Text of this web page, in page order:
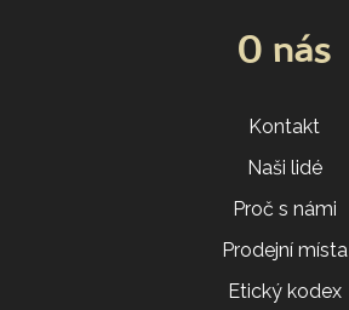
O nás
Kontakt
Naši lidé
Proč s námi
Prodejní místa
Etický kodex